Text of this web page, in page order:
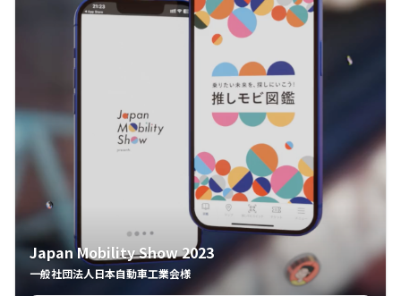
Japan Mobility Show 2023
一般社団法人日本自動車工業会様